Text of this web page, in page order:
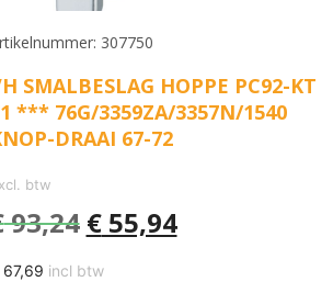
307750
SMALBESLAG HOPPE PC92-KT
*** 76G/3359ZA/3357N/1540
DRAAI 67-72
btw
93,24 €55,94
incl btw